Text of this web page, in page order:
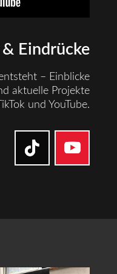
Eindrücke
– Einblicke
aktuelle Projekte
und YouTube.